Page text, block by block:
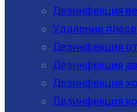
Дезинфекция
Удаление
Дезинфекция
Дезинфекция
Дезинфекция
Дезинфекция